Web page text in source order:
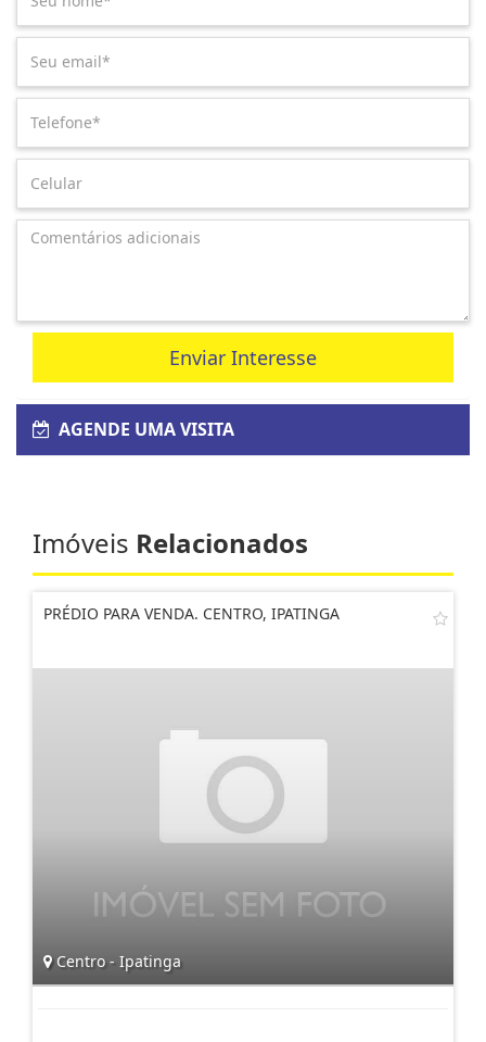
Enviar Interesse
AGENDE UMA VISITA
Imóveis Relacionados
PRÉDIO PARA VENDA. CENTRO, IPATINGA
Centro - Ipatinga